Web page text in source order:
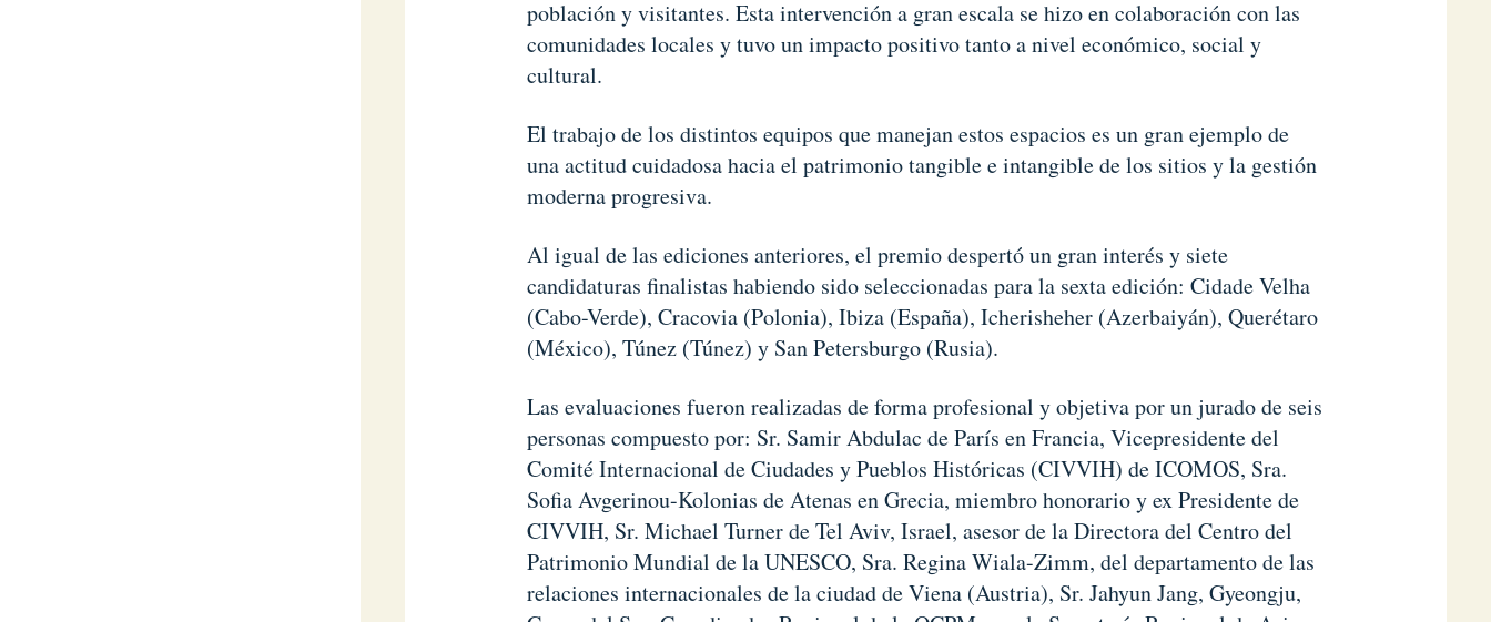
población y visitantes. Esta intervención a gran escala se hizo en colaboración con las
comunidades locales y tuvo un impacto positivo tanto a nivel económico, social y
cultural.
El trabajo de los distintos equipos que manejan estos espacios es un gran ejemplo de
una actitud cuidadosa hacia el patrimonio tangible e intangible de los sitios y la gestión
moderna progresiva.
Al igual de las ediciones anteriores, el premio despertó un gran interés y siete
candidaturas finalistas habiendo sido seleccionadas para la sexta edición: Cidade Velha
(Cabo-Verde), Cracovia (Polonia), Ibiza (España), Icherisheher (Azerbaiyán), Querétaro
(México), Túnez (Túnez) y San Petersburgo (Rusia).
Las evaluaciones fueron realizadas de forma profesional y objetiva por un jurado de seis
personas compuesto por: Sr. Samir Abdulac de París en Francia, Vicepresidente del
Comité Internacional de Ciudades y Pueblos Históricas (CIVVIH) de ICOMOS, Sra.
Sofia Avgerinou-Kolonias de Atenas en Grecia, miembro honorario y ex Presidente de
CIVVIH, Sr. Michael Turner de Tel Aviv, Israel, asesor de la Directora del Centro del
Patrimonio Mundial de la UNESCO, Sra. Regina Wiala-Zimm, del departamento de las
relaciones internacionales de la ciudad de Viena (Austria), Sr. Jahyun Jang, Gyeongju,